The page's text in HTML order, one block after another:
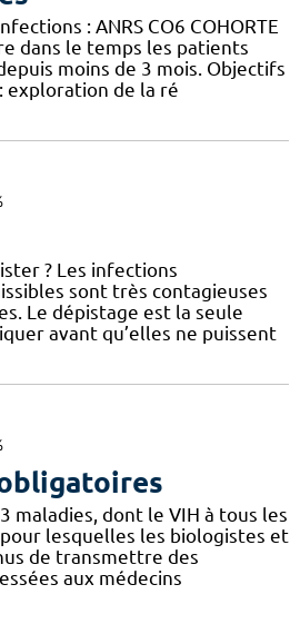
: ANRS CO6 COHORTE
dans le temps les patients
moins de 3 mois. Objectifs
exploration de la ré
? Les infections
sont très contagieuses
Le dépistage est la seule
avant qu’elles ne puissent
maladies, dont le VIH à tous les
lesquelles les biologistes et
de transmettre des
aux médecins